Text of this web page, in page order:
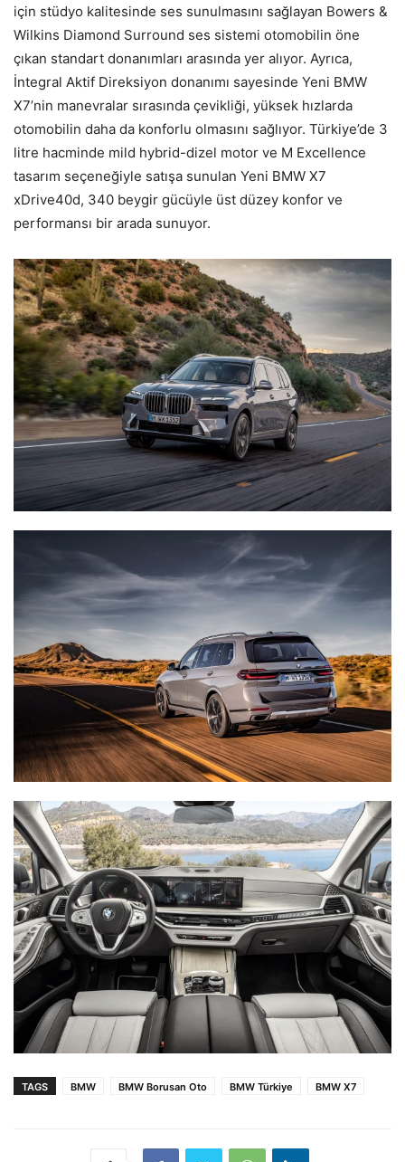
için stüdyo kalitesinde ses sunulmasını sağlayan Bowers &
Wilkins Diamond Surround ses sistemi otomobilin öne
çıkan standart donanımları arasında yer alıyor. Ayrıca,
İntegral Aktif Direksiyon donanımı sayesinde Yeni BMW
X7’nin manevralar sırasında çevikliği, yüksek hızlarda
otomobilin daha da konforlu olmasını sağlıyor. Türkiye’de 3
litre hacminde mild hybrid-dizel motor ve M Excellence
tasarım seçeneğiyle satışa sunulan Yeni BMW X7
xDrive40d, 340 beygir gücüyle üst düzey konfor ve
performansı bir arada sunuyor.
TAGS BMW BMW Borusan Oto BMW Türkiye BMW X7